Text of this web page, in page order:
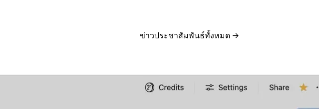
ข่าวประชาสัมพันธ์ทั้งหมด →